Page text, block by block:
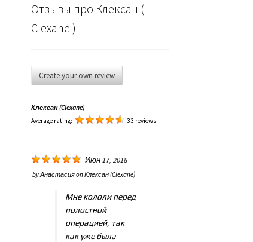
Отзывы про Клексан (
Clexane )
Create your own review
Клексан (Clexane)
Average rating:
33 reviews
Июн 17, 2018
byАнастасияonКлексан (Clexane)
Мне кололи перед
полостной
операцией, так
как уже была